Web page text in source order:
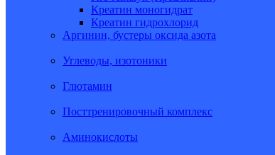
Креатин моногидрат
Креатин гидрохлорид
Аргинин, бустеры оксида азота
Углеводы, изотоники
Глютамин
Посттренировочный комплекс
Аминокислоты